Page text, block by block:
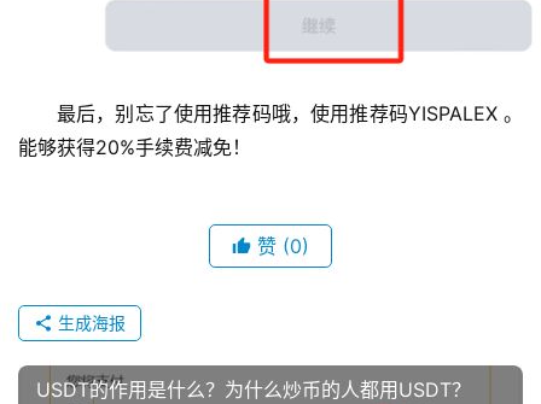
最后，别忘了使用推荐码哦，使用推荐码YISPALEX 。
能够获得20%手续费减免！
赞 (0)
生成海报
USDT的作用是什么？为什么炒币的人都用USDT？